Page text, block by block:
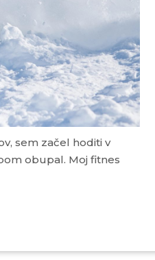
obupal. Moj fitnes